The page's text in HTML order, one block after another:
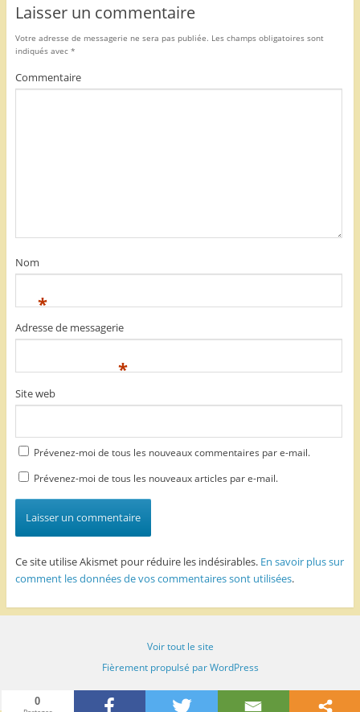
0
Laisser un commentaire
Votre adresse de messagerie ne sera pas publiée. Les champs obligatoires sont
indiqués avec *
Commentaire
Nom
*
Adresse de messagerie
*
Site web
Prévenez-moi de tous les nouveaux commentaires par e-mail.
Prévenez-moi de tous les nouveaux articles par e-mail.
Ce site utilise Akismet pour réduire les indésirables. En savoir plus sur
comment les données de vos commentaires sont utilisées.
Voir tout le site
Fièrement propulsé par WordPress